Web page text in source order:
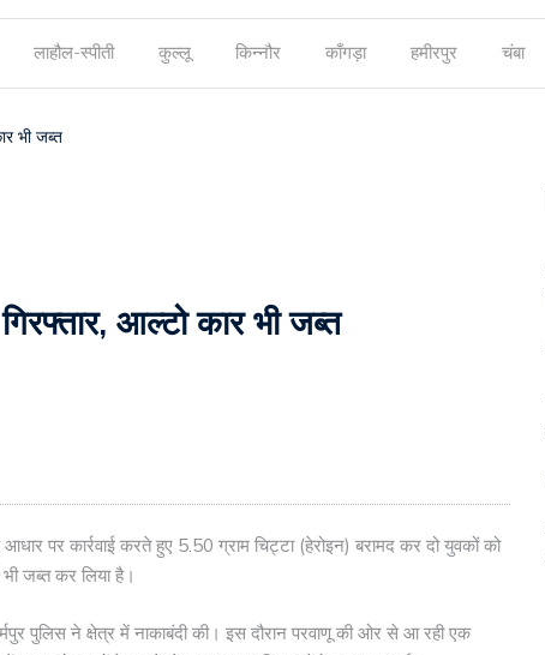
लाहौल-स्पीती कुल्लू किन्नौर काँगड़ा हमीरपुर चंबा
भी जब्त
आल्टो कार भी जब्त
पर कार्रवाई करते हुए 5.50 ग्राम चिट्टा (हेरोइन) बरामद कर दो युवकों को
जब्त कर लिया है।
पुलिस ने क्षेत्र में नाकाबंदी की। इस दौरान परवाणू की ओर से आ रही एक